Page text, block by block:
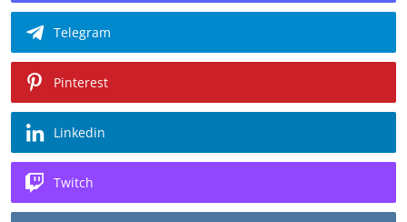
Telegram
Pinterest
Linkedin
Twitch